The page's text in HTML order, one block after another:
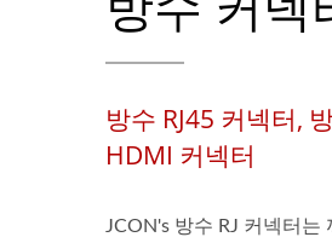
방수 RJ45 커넥터,
HDMI 커넥터
JCON's 방수 RJ 커넥터는